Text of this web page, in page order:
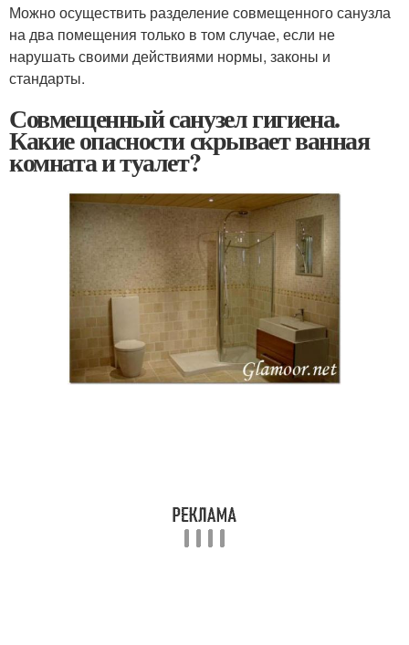
Можно осуществить разделение совмещенного санузла
на два помещения только в том случае, если не
нарушать своими действиями нормы, законы и
стандарты.
Совмещенный санузел гигиена.
Какие опасности скрывает ванная
комната и туалет?